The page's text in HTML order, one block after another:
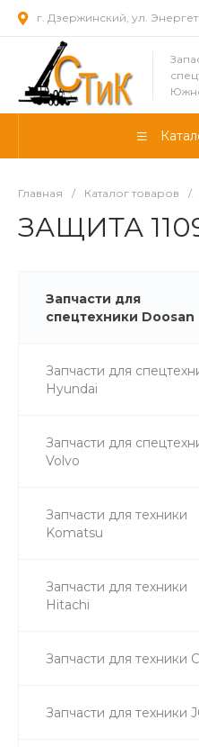
г. Дзержинский, ул.
Главная / Каталог товаров /
ЗАЩИТА
Запчасти для
спецтехники Doosan
Запчасти для
Hyundai
Запчасти для
Volvo
Запчасти для техники
Komatsu
Запчасти для техники
Hitachi
Запчасти для техники
Запчасти для техники